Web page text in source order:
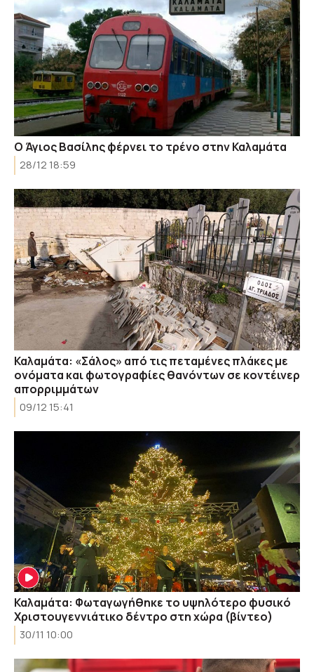
Ο Άγιος Βασίλης φέρνει το τρένο στην Καλαμάτα
28/12 18:59
Καλαμάτα: «Σάλος» από τις πεταμένες πλάκες με
ονόματα και φωτογραφίες θανόντων σε κοντέινερ
απορριμμάτων
09/12 15:41
Καλαμάτα: Φωταγωγήθηκε το υψηλότερο φυσικό
Χριστουγεννιάτικο δέντρο στη χώρα (βίντεο)
30/11 10:00